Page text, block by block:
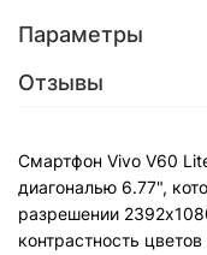
Параметры
Отзывы
Смартфон Vivo V60
диагональю 6.77",
разрешении
контрастность